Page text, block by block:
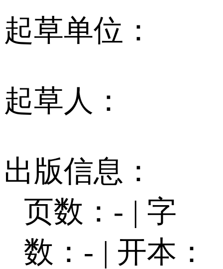
起草单位：
起草人：
出版信息：
页数：- | 字
数：- | 开本：